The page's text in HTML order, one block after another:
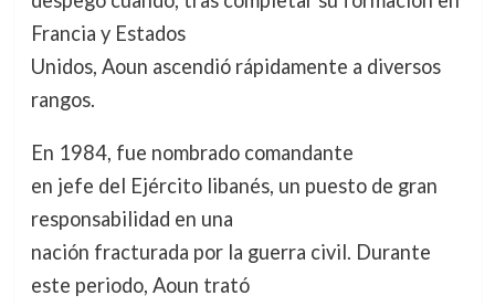
Francia y Estados
Unidos, Aoun ascendió rápidamente a diversos
rangos.
En 1984, fue nombrado comandante
en jefe del Ejército libanés, un puesto de gran
responsabilidad en una
nación fracturada por la guerra civil. Durante
este periodo, Aoun trató